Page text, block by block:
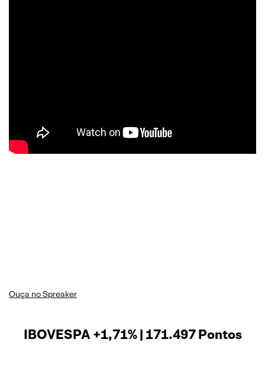
Ouça no Spreaker
IBOVESPA +1,71% | 171.497 Pontos